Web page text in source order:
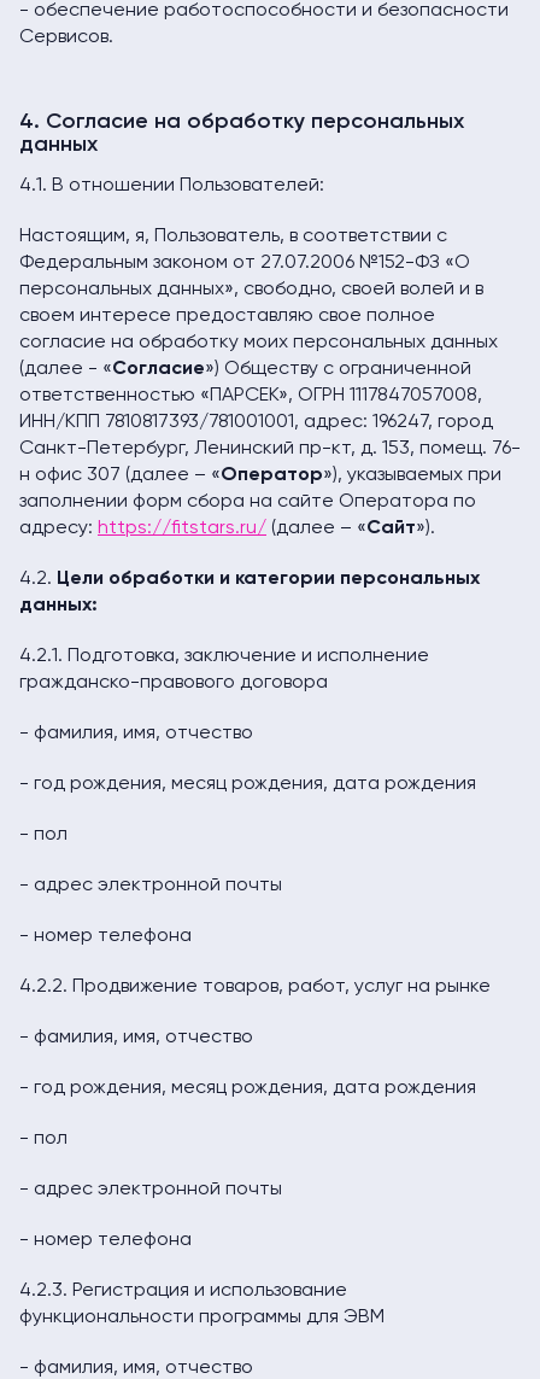
- обеспечение работоспособности и безопасности
Сервисов.
4. Согласие на обработку персональных
данных
4.1. В отношении Пользователей:
Настоящим, я, Пользователь, в соответствии с
Федеральным законом от 27.07.2006 №152-ФЗ «О
персональных данных», свободно, своей волей и в
своем интересе предоставляю свое полное
согласие на обработку моих персональных данных
(далее - «Согласие») Обществу с ограниченной
ответственностью «ПАРСЕК», ОГРН 1117847057008,
ИНН/КПП 7810817393/781001001, адрес: 196247, город
Санкт-Петербург, Ленинский пр-кт, д. 153, помещ. 76-
н офис 307 (далее – «Оператор»), указываемых при
заполнении форм сбора на сайте Оператора по
адресу: https://fitstars.ru/ (далее – «Сайт»).
4.2. Цели обработки и категории персональных
данных:
4.2.1. Подготовка, заключение и исполнение
гражданско-правового договора
- фамилия, имя, отчество
- год рождения, месяц рождения, дата рождения
- пол
- адрес электронной почты
- номер телефона
4.2.2. Продвижение товаров, работ, услуг на рынке
- фамилия, имя, отчество
- год рождения, месяц рождения, дата рождения
- пол
- адрес электронной почты
- номер телефона
4.2.3. Регистрация и использование
функциональности программы для ЭВМ
- фамилия, имя, отчество